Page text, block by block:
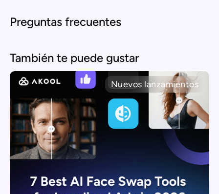
Preguntas frecuentes
También te puede gustar
Nuevos lanzamientos